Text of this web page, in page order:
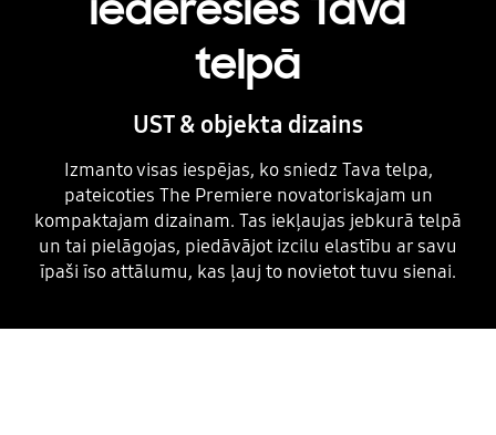
telpā
UST & objekta dizains
Izmanto visas iespējas, ko sniedz Tava telpa,
pateicoties The Premiere novatoriskajam un
kompaktajam dizainam. Tas iekļaujas jebkurā telpā
un tai pielāgojas, piedāvājot izcilu elastību ar savu
īpaši īso attālumu, kas ļauj to novietot tuvu sienai.